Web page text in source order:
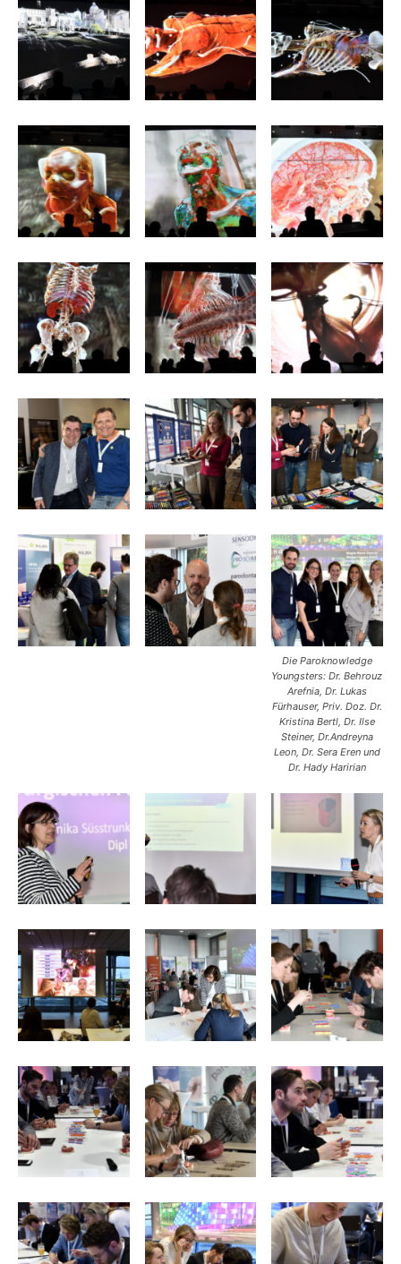
Die Paroknowledge
Youngsters: Dr. Behrouz
Arefnia, Dr. Lukas
Fürhauser, Priv. Doz. Dr.
Kristina Bertl, Dr. Ilse
Steiner, Dr.Andreyna
Leon, Dr. Sera Eren und
Dr. Hady Haririan